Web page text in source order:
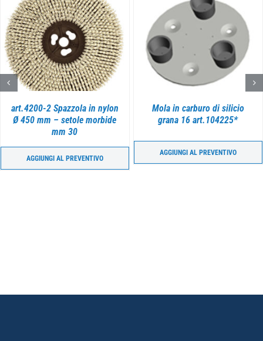
art.4200-2 Spazzola in nylon
Ø 450 mm – setole morbide
mm 30
AGGIUNGI AL PREVENTIVO
DETTAGLI
Mola in carburo di silicio
grana 16 art.104225*
AGGIUNGI AL PREVENTIVO
DETTAGLI